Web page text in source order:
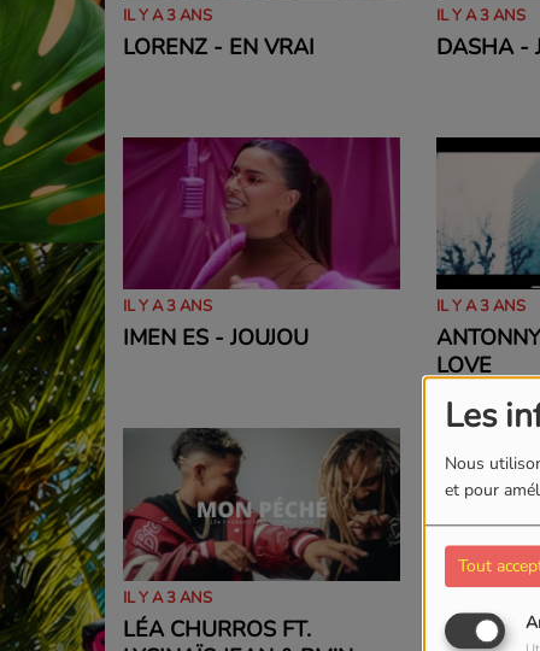
Les
Nous
et pour
Tout
IL Y A 3 ANS
LORENZ - EN VRAI
IL Y A 3 ANS
DASHA -
IL Y A 3 ANS
IMEN ES - JOUJOU
IL Y A 3 ANS
LOVE
IL Y A 3 ANS
LÉA CHURROS FT.